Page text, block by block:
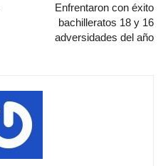
Enfrentaron con éxito
bachilleratos 18 y 16
adversidades del año